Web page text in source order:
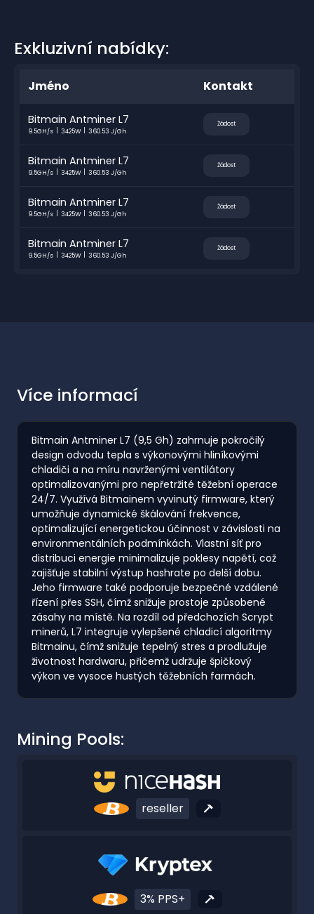
Exkluzivní nabídky:
Jméno Kontakt
Bitmain Antminer L7
9.5GH/s 3425W 360.53 J/Gh
Žádost
Bitmain Antminer L7
9.5GH/s 3425W 360.53 J/Gh
Žádost
Bitmain Antminer L7
9.5GH/s 3425W 360.53 J/Gh
Žádost
Bitmain Antminer L7
9.5GH/s 3425W 360.53 J/Gh
Žádost
Více informací
Bitmain Antminer L7 (9,5 Gh) zahrnuje pokročilý
design odvodu tepla s výkonovými hliníkovými
chladiči a na míru navrženými ventilátory
optimalizovanými pro nepřetržité těžební operace
24/7. Využívá Bitmainem vyvinutý firmware, který
umožňuje dynamické škálování frekvence,
optimalizující energetickou účinnost v závislosti na
environmentálních podmínkách. Vlastní síť pro
distribuci energie minimalizuje poklesy napětí, což
zajišťuje stabilní výstup hashrate po delší dobu.
Jeho firmware také podporuje bezpečné vzdálené
řízení přes SSH, čímž snižuje prostoje způsobené
zásahy na místě. Na rozdíl od předchozích Scrypt
minerů, L7 integruje vylepšené chladicí algoritmy
Bitmainu, čímž snižuje tepelný stres a prodlužuje
životnost hardwaru, přičemž udržuje špičkový
výkon ve vysoce hustých těžebních farmách.
Mining Pools:
reseller
3% PPS+